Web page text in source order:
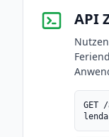
API
GET